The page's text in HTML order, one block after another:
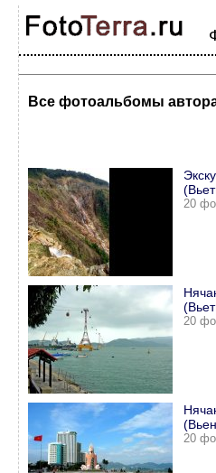
Все фотоальбомы
20
20
20